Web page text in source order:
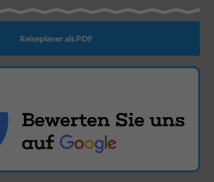
Reiseplaner als PDF